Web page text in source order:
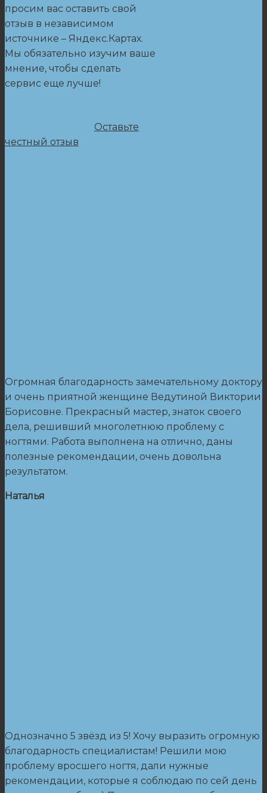
просим вас оставить свой
отзыв в независимом
источнике – Яндекс.Картах.
Мы обязательно изучим ваше
мнение, чтобы сделать
сервис еще лучше!
Оставьте
честный отзыв
Огромная благодарность замечательному доктору
и очень приятной женщине Ведутиной Виктории
Борисовне. Прекрасный мастер, знаток своего
дела, решивший многолетнюю проблему с
ногтями. Работа выполнена на отлично, даны
полезные рекомендации, очень довольна
результатом.
Наталья
Однозначно 5 звёзд из 5! Хочу выразить огромную
благодарность специалистам! Решили мою
проблему вросшего ногтя, дали нужные
рекомендации, которые я соблюдаю по сей день